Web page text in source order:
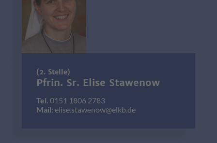
(2. Stelle)
Pfrin. Sr. Elise Stawenow
Tel. 0151 1806 2783
Mail: elise.stawenow@elkb.de